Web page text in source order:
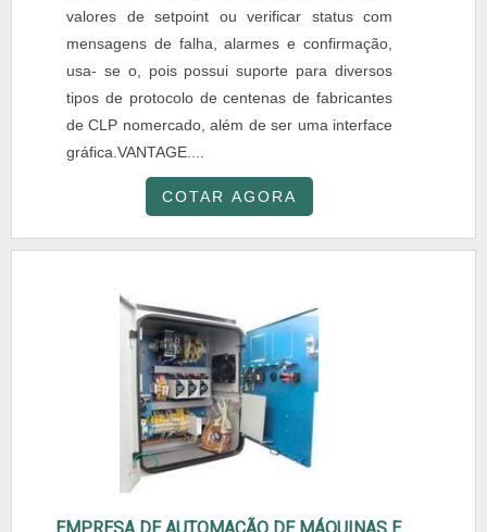
valores de setpoint ou verificar status com
mensagens de falha, alarmes e confirmação,
usa- se o, pois possui suporte para diversos
tipos de protocolo de centenas de fabricantes
de CLP nomercado, além de ser uma interface
gráfica.VANTAGE....
COTAR AGORA